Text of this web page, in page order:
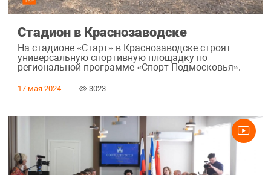
Стадион в Краснозаводске
На стадионе «Старт» в Краснозаводске строят
универсальную спортивную площадку по
региональной программе «Спорт Подмосковья».
17 мая 2024 3023